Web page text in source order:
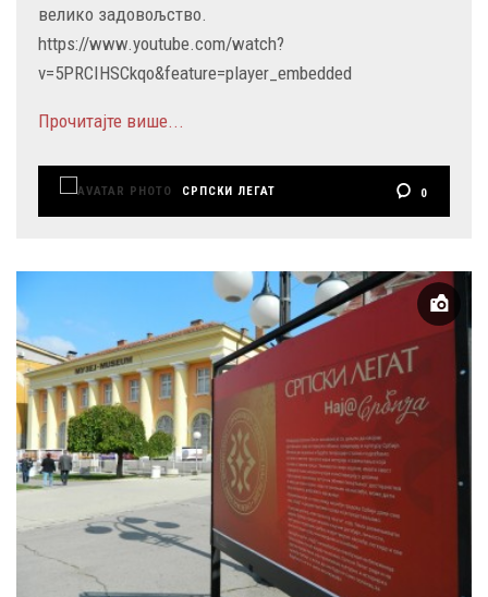
велико задовољство.
https://www.youtube.com/watch?
v=5PRCIHSCkqo&feature=player_embedded
Прочитајте више...
СРПСКИ ЛЕГАТ 0